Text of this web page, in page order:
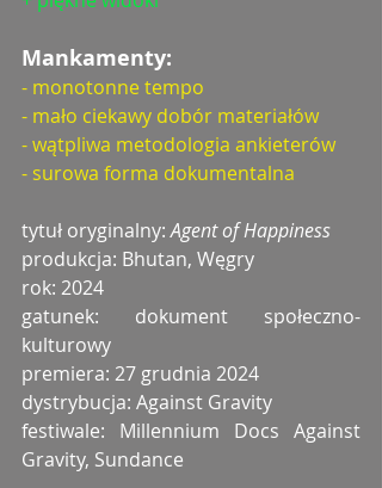
Mankamenty:
- monotonne tempo
- mało ciekawy dobór materiałów
- wątpliwa metodologia ankieterów
- surowa forma dokumentalna
tytuł oryginalny: Agent of Happiness
produkcja: Bhutan, Węgry
rok: 2024
gatunek: dokument społeczno-
kulturowy
premiera: 27 grudnia 2024
dystrybucja: Against Gravity
festiwale: Millennium Docs Against
Gravity, Sundance